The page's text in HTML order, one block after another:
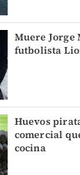
Muere Jorge
futbolista
Huevos
comercial
cocina